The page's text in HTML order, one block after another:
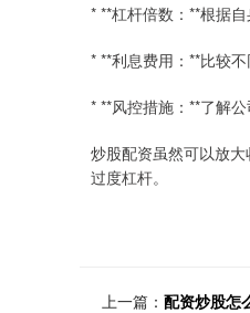
* **杠杆倍数：**根据
* **利息费用：**比较
* **风控措施：**了解
炒股配资虽然可以放
过度杠杆。
上一篇： 配资炒股怎